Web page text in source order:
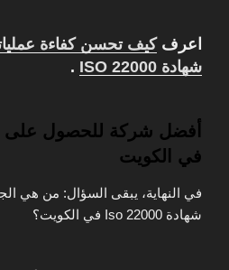
اعرفكيف تحسن كفاءة
شهادة ISO 22000
.
في الكويت
في النهاية، يبقى السؤال: من هي
شهادة Iso 22000 في الكويت؟